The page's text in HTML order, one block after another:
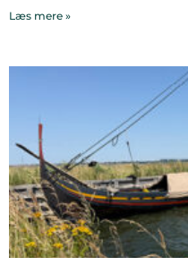
Læs mere »